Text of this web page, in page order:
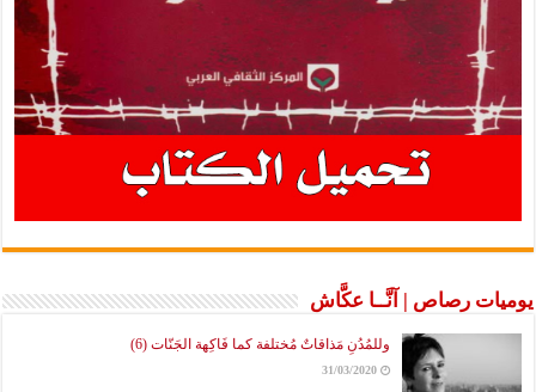
يوميات رصاص | آنَّــا عكَّاش
وللمُدُنِ مَذاقاتٌ مُختلفة كما فَاكِهة الجَنّات (6)
31/03/2020